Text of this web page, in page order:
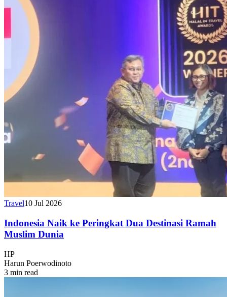
Travel10 Jul 2026
Indonesia Naik ke Peringkat Dua Destinasi Ramah
Muslim Dunia
HP
Harun Poerwodinoto
3 min read